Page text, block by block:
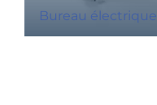
Bureau électrique